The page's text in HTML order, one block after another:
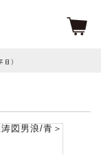
日）
図男浪/青＞